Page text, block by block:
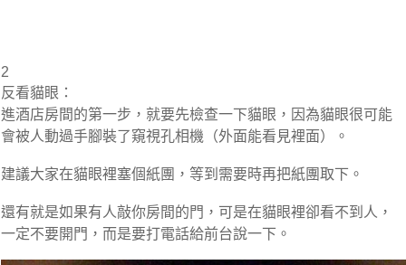
2
反看貓眼：
進酒店房間的第一步，就要先檢查一下貓眼，因為貓眼很可能
會被人動過手腳裝了窺視孔相機（外面能看見裡面）。
建議大家在貓眼裡塞個紙團，等到需要時再把紙團取下。
還有就是如果有人敲你房間的門，可是在貓眼裡卻看不到人，
一定不要開門，而是要打電話給前台說一下。